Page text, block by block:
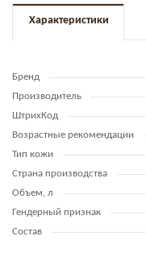
Характеристики
Бренд
Производитель
ШтрихКод
Возрастные рекомендации
Тип кожи
Страна производства
Объем, л
Гендерный признак
Состав